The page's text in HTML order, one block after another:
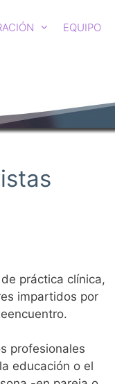
EQUIPO
práctica clínica,
impartidos por
profesionales
educación o el